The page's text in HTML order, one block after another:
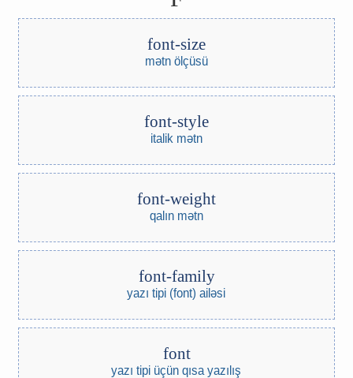
font-size
mətn ölçüsü
font-style
italik mətn
font-weight
qalın mətn
font-family
yazı tipi (font) ailəsi
font
yazı tipi üçün qısa yazılış